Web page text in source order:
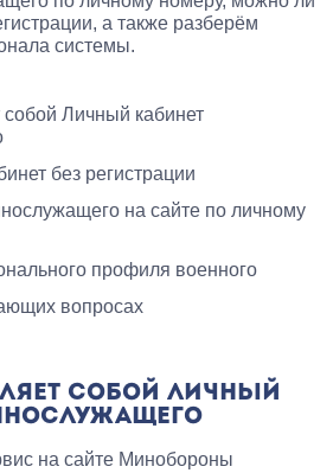
а также разберём
системы.
собой Личный кабинет
без регистрации
на сайте по личному
профиля военного
вопросах
СОБОЙ ЛИЧНЫЙ
на сайте Минобороны